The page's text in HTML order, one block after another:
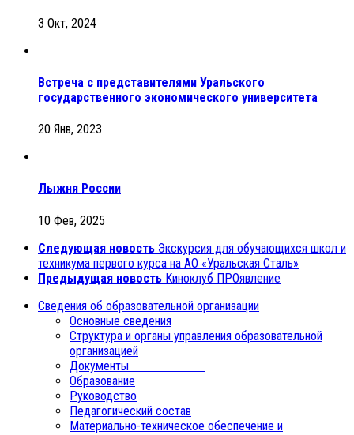
3 Окт, 2024
Встреча с представителями Уральского
государственного экономического университета
20 Янв, 2023
Лыжня России
10 Фев, 2025
Следующая новость Экскурсия для обучающихся школ и
техникума первого курса на АО «Уральская Сталь»
Предыдущая новость Киноклуб ПРОявление
Сведения об образовательной организации
Основные сведения
Структура и органы управления образовательной
организацией
Документы
Образование
Руководство
Педагогический состав
Материально-техническое обеспечение и